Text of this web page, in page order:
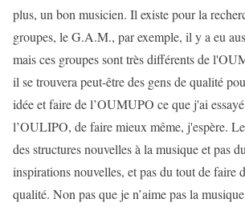
plus, un bon musicien. Il existe pour la
groupes, le G.A.M., par exemple, il y a eu
mais ces groupes sont très différents de
il se trouvera peut-être des gens de qualité
idée et faire de l’OUMUPO ce que j'ai
l’OULIPO, de faire mieux même, j'espère.
des structures nouvelles à la musique et pas
inspirations nouvelles, et pas du tout de faire
qualité. Non pas que je n’aime pas la